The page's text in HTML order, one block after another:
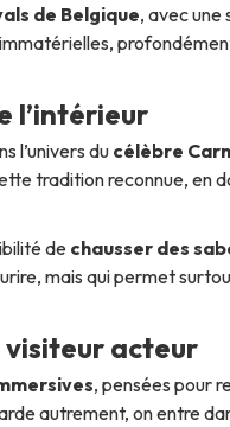
de Belgique, avec
l’intérieur
l’univers du célèbre
tradition reconnue, en
dechausser des
mais qui permet
visiteur acteur
, pensées pour
autrement, on entre